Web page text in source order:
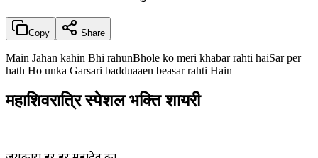
Copy Share
Main Jahan kahin Bhi rahunBhole ko meri khabar rahti haiSar per
hath Ho unka Garsari badduaaen beasar rahti Hain
महाशिवरात्रि स्पेशल भक्ति शायरी